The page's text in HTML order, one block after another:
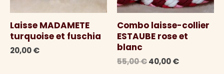
Laisse MADAMETE
turquoise et fuschia
20,00€
Combo laisse-collier
ESTAUBE rose et
blanc
55,00€Le
40,00€Le